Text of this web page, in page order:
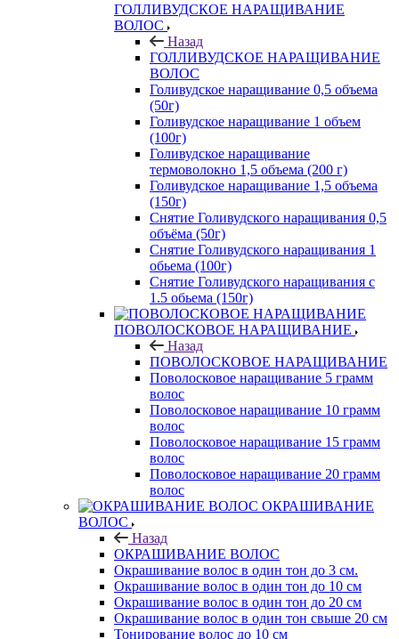
ГОЛЛИВУДСКОЕ НАРАЩИВАНИЕ
ВОЛОС
Назад
ГОЛЛИВУДСКОЕ НАРАЩИВАНИЕ
ВОЛОС
Голивудское наращивание 0,5 объема
(50г)
Голивудское наращивание 1 объем
(100г)
Голивудское наращивание
термоволокно 1,5 объема (200 г)
Голивудское наращивание 1,5 объема
(150г)
Снятие Голивудского наращивания 0,5
объёма (50г)
Снятие Голивудского наращивания 1
обьема (100г)
Снятие Голивудского наращивания с
1.5 обьема (150г)
ПОВОЛОСКОВОЕ НАРАЩИВАНИЕ
Назад
ПОВОЛОСКОВОЕ НАРАЩИВАНИЕ
Поволосковое наращивание 5 грамм
волос
Поволосковое наращивание 10 грамм
волос
Поволосковое наращивание 15 грамм
волос
Поволосковое наращивание 20 грамм
волос
ОКРАШИВАНИЕ
ВОЛОС
Назад
ОКРАШИВАНИЕ ВОЛОС
Окрашивание волос в один тон до 3 см.
Окрашивание волос в один тон до 10 см
Окрашивание волос в один тон до 20 см
Окрашивание волос в один тон свыше 20 см
Тонирование волос до 10 см